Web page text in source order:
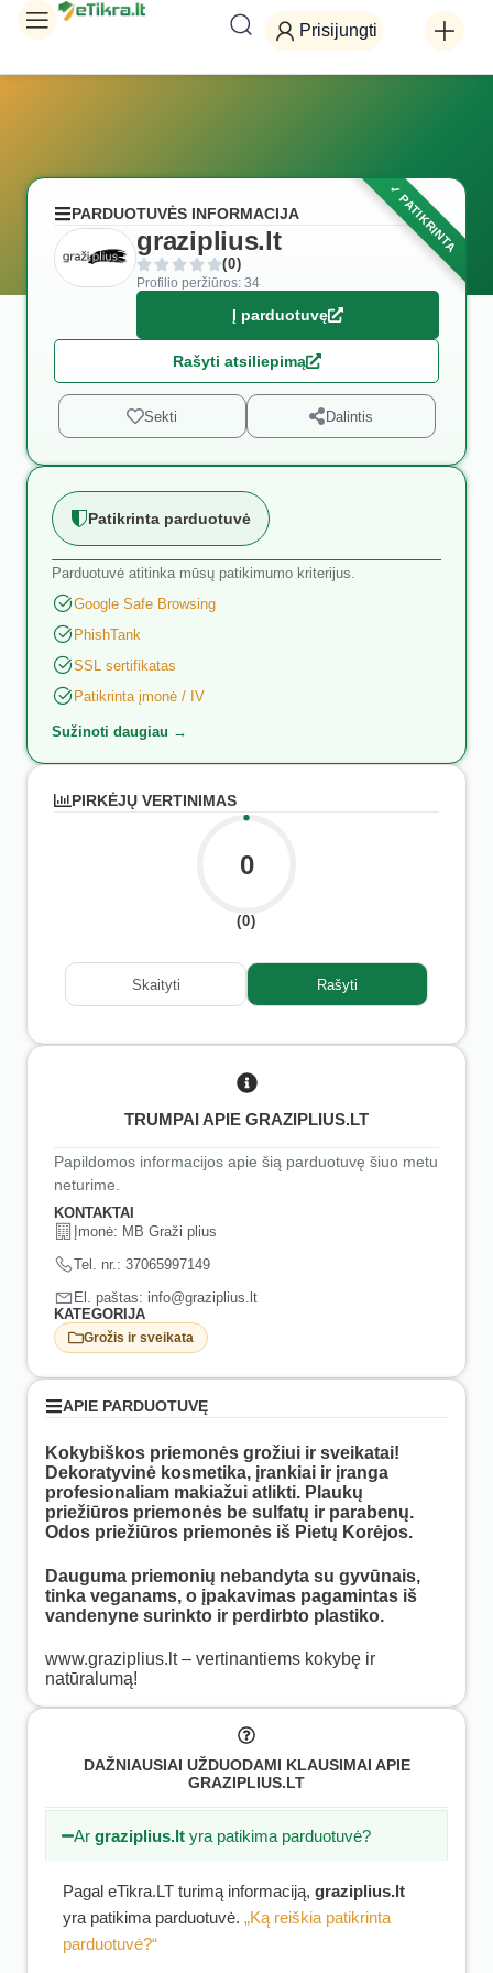
Prisijungti
PARDUOTUVĖS INFORMACIJA
graziplius.lt
(0)
Profilio peržiūros: 34
Į parduotuvę
Rašyti atsiliepimą
Sekti Dalintis
Patikrinta parduotuvė
Parduotuvė atitinka mūsų patikimumo kriterijus.
Google Safe Browsing
PhishTank
SSL sertifikatas
Patikrinta įmonė / IV
Sužinoti daugiau →
PIRKĖJŲ VERTINIMAS
0
(0)
Skaityti Rašyti
TRUMPAI APIE GRAZIPLIUS.LT
Papildomos informacijos apie šią parduotuvę šiuo metu
neturime.
KONTAKTAI
Įmonė: MB Graži plius
Tel. nr.: 37065997149
El. paštas: info@graziplius.lt
KATEGORIJA
Grožis ir sveikata
APIE PARDUOTUVĘ
Kokybiškos priemonės grožiui ir sveikatai!
Dekoratyvinė kosmetika, įrankiai ir įranga
profesionaliam makiažui atlikti. Plaukų
priežiūros priemonės be sulfatų ir parabenų.
Odos priežiūros priemonės iš Pietų Korėjos.
Dauguma priemonių nebandyta su gyvūnais,
tinka veganams, o įpakavimas pagamintas iš
vandenyne surinkto ir perdirbto plastiko.
www.graziplius.lt – vertinantiems kokybę ir
natūralumą!
DAŽNIAUSIAI UŽDUODAMI KLAUSIMAI APIE
GRAZIPLIUS.LT
Argraziplius.lt yra patikima parduotuvė?
Pagal eTikra.LT turimą informaciją, graziplius.lt
yra patikima parduotuvė. „Ką reiškia patikrinta
parduotuvė?“